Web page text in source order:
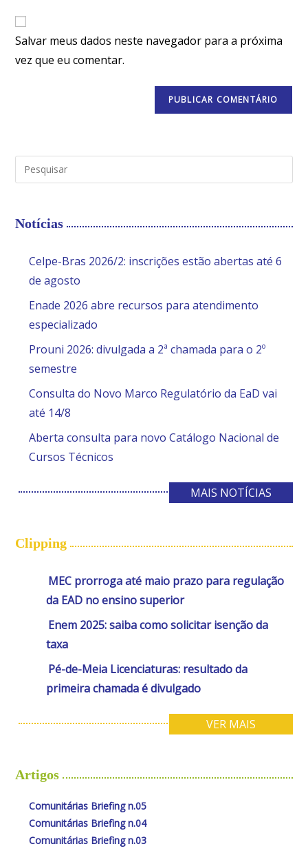
Salvar meus dados neste navegador para a próxima
vez que eu comentar.
Notícias
Celpe-Bras 2026/2: inscrições estão abertas até 6
de agosto
Enade 2026 abre recursos para atendimento
especializado
Prouni 2026: divulgada a 2ª chamada para o 2º
semestre
Consulta do Novo Marco Regulatório da EaD vai
até 14/8
Aberta consulta para novo Catálogo Nacional de
Cursos Técnicos
MAIS NOTÍCIAS
Clipping
MEC prorroga até maio prazo para regulação
da EAD no ensino superior
Enem 2025: saiba como solicitar isenção da
taxa
Pé-de-Meia Licenciaturas: resultado da
primeira chamada é divulgado
VER MAIS
Artigos
Comunitárias Briefing n.05
Comunitárias Briefing n.04
Comunitárias Briefing n.03